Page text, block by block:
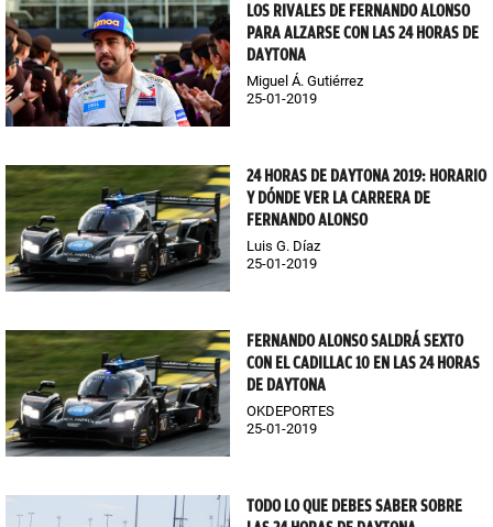
LOS RIVALES DE FERNANDO ALONSO
PARA ALZARSE CON LAS 24 HORAS DE
DAYTONA
Miguel Á. Gutiérrez
25-01-2019
24 HORAS DE DAYTONA 2019: HORARIO
Y DÓNDE VER LA CARRERA DE
FERNANDO ALONSO
Luis G. Díaz
25-01-2019
FERNANDO ALONSO SALDRÁ SEXTO
CON EL CADILLAC 10 EN LAS 24 HORAS
DE DAYTONA
OKDEPORTES
25-01-2019
TODO LO QUE DEBES SABER SOBRE